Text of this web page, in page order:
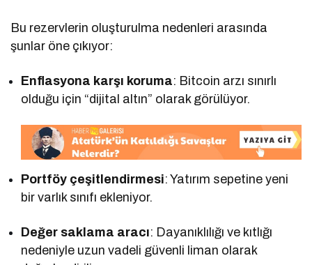
Bu rezervlerin oluşturulma nedenleri arasında
şunlar öne çıkıyor:
Enflasyona karşı koruma: Bitcoin arzı sınırlı
olduğu için “dijital altın” olarak görülüyor.
Portföy çeşitlendirmesi: Yatırım sepetine yeni
bir varlık sınıfı ekleniyor.
Değer saklama aracı: Dayanıklılığı ve kıtlığı
nedeniyle uzun vadeli güvenli liman olarak